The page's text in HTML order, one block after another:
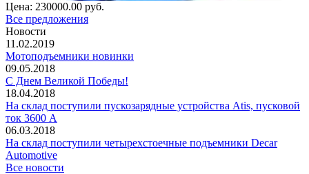
Цена: 230000.00 руб.
Все предложения
Новости
11.02.2019
Мотоподъемники новинки
09.05.2018
С Днем Великой Победы!
18.04.2018
На склад поступили пускозарядные устройства Atis, пусковой
ток 3600 А
06.03.2018
На склад поступили четырехстоечные подъемники Decar
Automotive
Все новости